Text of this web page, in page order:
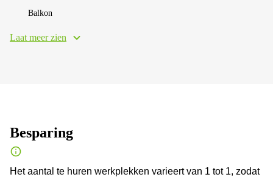
Balkon
Laat meer zien
Besparing
Het aantal te huren werkplekken varieert van 1 tot 1, zodat